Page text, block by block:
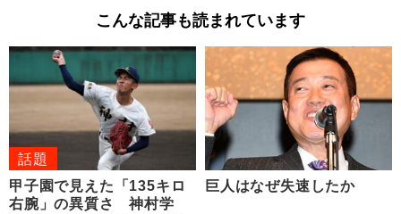
こんな記事も読まれています
話題
甲子園で見えた「135キロ
右腕」の異質さ 神村学
巨人はなぜ失速したか